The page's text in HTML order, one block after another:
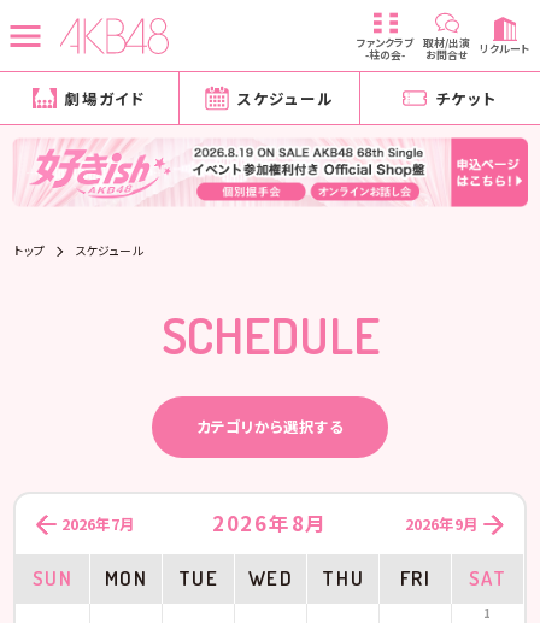
ファンクラブ
-柱の会-
取材/出演
お問合せ リクルート
劇場ガイド スケジュール チケット
トップ スケジュール
SCHEDULE
カテゴリから選択する
2026年8月
2026年7月 2026年9月
SUN MON TUE WED THU FRI SAT
1